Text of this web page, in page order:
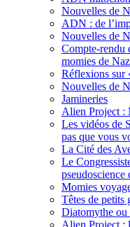
Nouvelles de
ADN : de
Nouvelles de
Compte-rendu
momies de
Réflexions sur
Nouvelles de
Jamineries
Alien Project :
Les vidéos de
pas que vous
La Cité des
Le
pseudoscience
Momies
Têtes de petits
Diatomythe ou
Alien Project :